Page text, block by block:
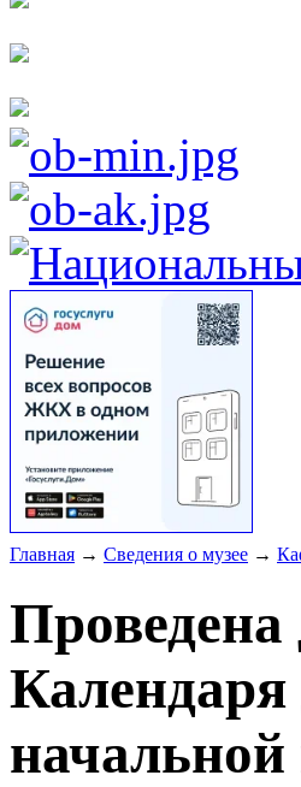
Главная → Сведения о музее →